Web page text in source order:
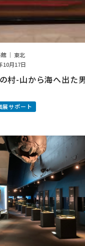
｜ 東北
10月17日
村-山から海へ出た
展サポート